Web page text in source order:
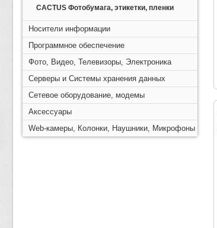
CACTUS Фотобумага, этикетки, пленки
Носители информации
Программное обеспечение
Фото, Видео, Телевизоры, Электроника
Серверы и Системы хранения данных
Сетевое оборудование, модемы
Аксессуары
Web-камеры, Колонки, Наушники, Микрофоны